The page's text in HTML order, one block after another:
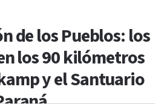
de los Pueblos: los
los 90 kilómetros
y el Santuario